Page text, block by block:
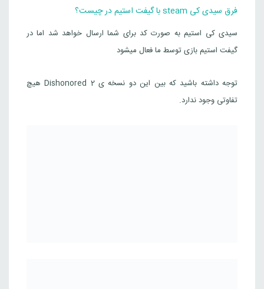
فرق سیدی کی steam با گیفت استیم در چیست؟
سیدی کی استیم به صورت کد برای شما ارسال خواهد شد اما در
گیفت استیم بازی توسط ما فعال میشود
توجه داشته باشید که بین این دو نسخه ی Dishonored 2 هیچ
تفاوتی وجود ندارد.